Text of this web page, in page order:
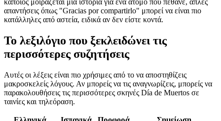
απαντήσεις όπως "Gracias por compartirlo" μπορεί να είναι πιο
κατάλληλες από αστεία, ειδικά αν δεν είστε κοντά.
Το λεξιλόγιο που ξεκλειδώνει τις
περισσότερες συζητήσεις
Αυτές οι λέξεις είναι πιο χρήσιμες από το να αποστηθίζεις
μακροσκελείς λόγους. Αν μπορείς να τις αναγνωρίζεις, μπορείς να
παρακολουθήσεις τις περισσότερες σκηνές Día de Muertos σε
ταινίες και τηλεόραση.